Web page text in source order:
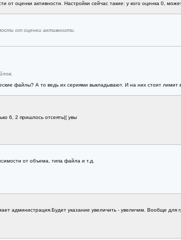
от оценки активности. Настройки сейчас такие: у кого оценка 0,
от оценки активности.
файлы? А то ведь их сериями выкладывают. И на них стоит лимит
6, 2 пришлось отсеять(( увы
от объема, типа файла и т.д.
администрация.Будет указание увеличить - увеличим. Вообще для